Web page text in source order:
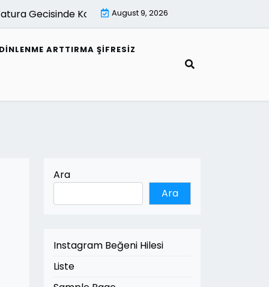
Gecisinde Kontrol Listesi |Mimari Gorsellestirme İle
August 9, 2026
ARTTIRMA ŞIFRESIZ
Ara
Ara
Instagram Beğeni Hilesi
Liste